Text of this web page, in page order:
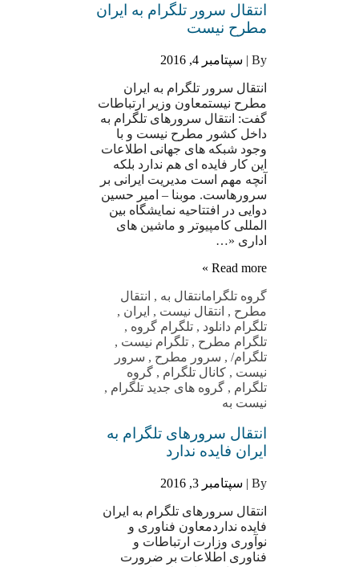
انتقال سرور تلگرام به ایران
مطرح نیست
By | سپتامبر 4, 2016
انتقال سرور تلگرام به ایران
مطرح نیستمعاون وزیر ارتباطات
گفت: انتقال سرورهای تلگرام به
داخل کشور مطرح نیست و با
وجود شبکه های جهانی اطلاعات
این کار فایده ای هم ندارد بلکه
آنچه مهم است مدیریت ایرانی بر
سرورهاست. موبنا – امیر حسین
دوایی در افتتاحیه نمایشگاه بین
المللی کامپیوتر و ماشین های
اداری «…
Read more »
گروه تلگرامانتقال به , انتقال
مطرح , انتقال نیست , ایران ,
تلگرام دانلود , تلگرام گروه ,
تلگرام مطرح , تلگرام نیست ,
تلگرام/, سرور مطرح , سرور
نیست , کانال تلگرام , گروه
تلگرام , گروه های جدید تلگرام ,
نیست به
انتقال سرورهای تلگرام به
ایران فایده ندارد
By | سپتامبر 3, 2016
انتقال سرورهای تلگرام به ایران
فایده نداردمعاون فناوری و
نوآوری وزارت ارتباطات و
فناوری اطلاعات بر ضرورت